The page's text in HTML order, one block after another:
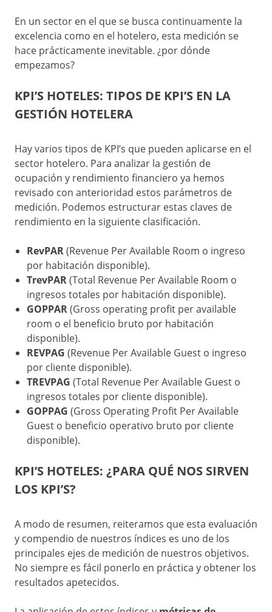
En un sector en el que se busca continuamente la
excelencia como en el hotelero, esta medición se
hace prácticamente inevitable. ¿por dónde
empezamos?
KPI’S HOTELES: TIPOS DE KPI’S EN LA
GESTIÓN HOTELERA
Hay varios tipos de KPI’s que pueden aplicarse en el
sector hotelero. Para analizar la gestión de
ocupación y rendimiento financiero ya hemos
revisado con anterioridad estos parámetros de
medición. Podemos estructurar estas claves de
rendimiento en la siguiente clasificación.
RevPAR(Revenue Per Available Room o ingreso
por habitación disponible).
TrevPAR(Total Revenue Per Available Room o
ingresos totales por habitación disponible).
GOPPAR(Gross operating profit per available
room o el beneficio bruto por habitación
disponible).
REVPAG (Revenue Per Available Guest o ingreso
por cliente disponible).
TREVPAG (Total Revenue Per Available Guest o
ingresos totales por cliente disponible).
GOPPAG (Gross Operating Profit Per Available
Guest o beneficio operativo bruto por cliente
disponible).
KPI’S HOTELES: ¿PARA QUÉ NOS SIRVEN
LOS KPI’S?
A modo de resumen, reiteramos que esta evaluación
y compendio de nuestros índices es uno de los
principales ejes de medición de nuestros objetivos.
No siempre es fácil ponerlo en práctica y obtener los
resultados apetecidos.